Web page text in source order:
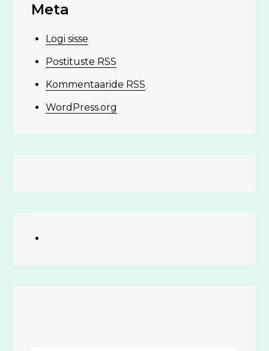
Meta
Logi sisse
Postituste RSS
Kommentaaride RSS
WordPress.org